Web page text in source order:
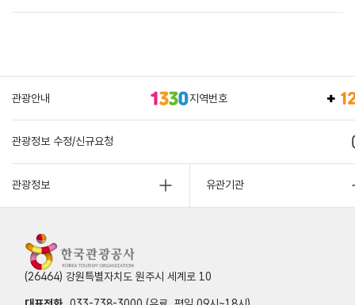
관광안내 지역번호
관광정보 수정/신규요청
관광정보 유관기관
(26464) 강원특별자치도 원주시 세계로 10